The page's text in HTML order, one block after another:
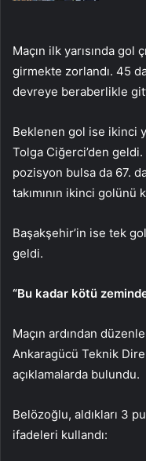
Maçın ilk yarısında gol
girmekte zorlandı. 45
devreye beraberlikle
Beklenen gol ise ikinci
Tolga Ciğerci’den
pozisyon bulsa da 67.
takımının ikinci
Başakşehir’in ise tek
geldi.
“Bu kadar kötü
Maçın ardından
Ankaragücü Teknik
açıklamalarda bulundu.
Belözoğlu, aldıkları 3
ifadeleri kullandı: